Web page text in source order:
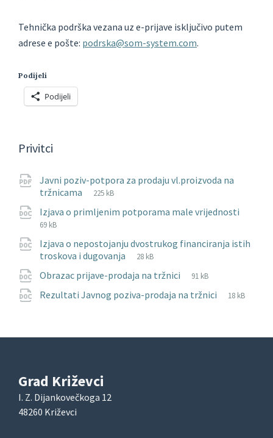
Tehnička podrška vezana uz e-prijave isključivo putem
adrese e pošte: podrska@som-system.com.
Podijeli
Podijeli
Privitci
Javni poziv-potpora za prodaju vl.proizvoda na
tržnicama
File
pdf
File
225 kB
Izjava o primljenim potporama male vrijednosti
69 kB
Izjava o nepostojanju dvostrukog financiranja istih
troskova i dugovanja
File
doc
File
28 kB
Obrazac prijave-prodaja na tržnici
File
doc
File
91 kB
Rezultati Javnog poziva-prodaja na tržnici
File
docx
File
18 kB
Grad Križevci
I. Z. Dijankovečkoga 12
48260 Križevci